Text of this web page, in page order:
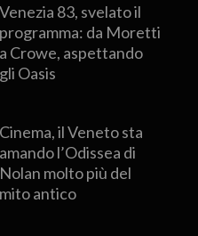
Venezia 83, svelato il
programma: da Moretti
a Crowe, aspettando
gli Oasis
Cinema, il Veneto sta
amando l’Odissea di
Nolan molto più del
mito antico